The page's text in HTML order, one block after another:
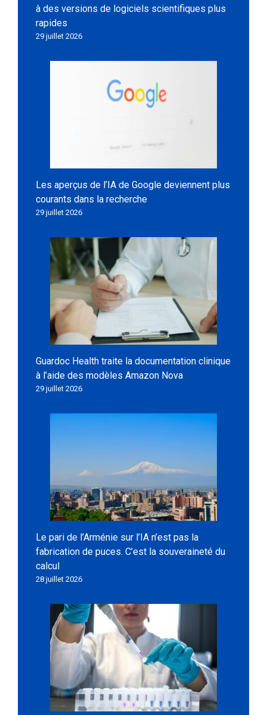
à des versions de logiciels scientifiques plus
rapides
29 juillet 2026
Les aperçus de l’IA de Google deviennent plus
courants dans la recherche
29 juillet 2026
Guardoc Health traite la documentation clinique
à l’aide des modèles Amazon Nova
29 juillet 2026
Le pari de l’Arménie sur l’IA n’est pas la
fabrication de puces. C’est la souveraineté du
calcul
28 juillet 2026